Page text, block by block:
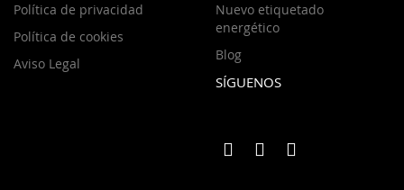
Política de privacidad
Política de cookies
Aviso Legal
Nuevo etiquetado
energético
Blog
SÍGUENOS